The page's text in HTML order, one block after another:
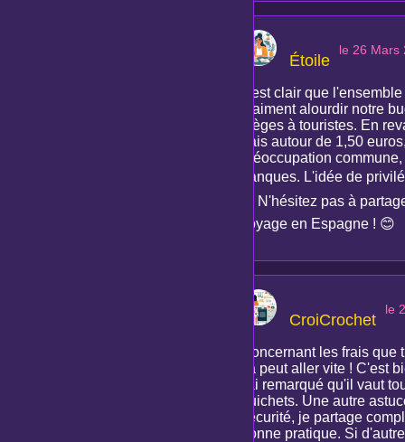
Étoile
le 26 Mars
Il est clair que
vraiment alourdir notre
pièges à touristes. En
frais autour de 1,50
préoccupation
banques. L'idée de
💰 N'hésitez pas à
voyage en Espagne ! 😊
CroiCrochet
le
Concernant les frais
ça peut aller vite ! C'est
j'ai remarqué qu'il vaut
guichets. Une autre
sécurité, je partage
bonne pratique. Si